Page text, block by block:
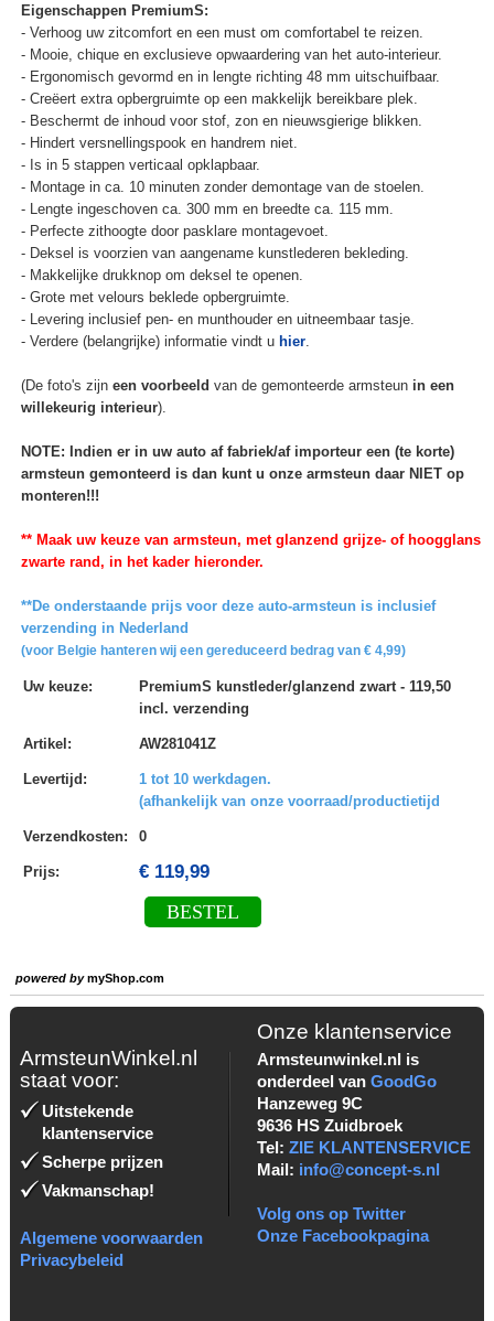
Eigenschappen PremiumS:
- Verhoog uw zitcomfort en een must om comfortabel te reizen.
- Mooie, chique en exclusieve opwaardering van het auto-interieur.
- Ergonomisch gevormd en in lengte richting 48 mm uitschuifbaar.
- Creëert extra opbergruimte op een makkelijk bereikbare plek.
- Beschermt de inhoud voor stof, zon en nieuwsgierige blikken.
- Hindert versnellingspook en handrem niet.
- Is in 5 stappen verticaal opklapbaar.
- Montage in ca. 10 minuten zonder demontage van de stoelen.
- Lengte ingeschoven ca. 300 mm en breedte ca. 115 mm.
- Perfecte zithoogte door pasklare montagevoet.
- Deksel is voorzien van aangename kunstlederen bekleding.
- Makkelijke drukknop om deksel te openen.
- Grote met velours beklede opbergruimte.
- Levering inclusief pen- en munthouder en uitneembaar tasje.
- Verdere (belangrijke) informatie vindt u hier.
(De foto's zijn een voorbeeld van de gemonteerde armsteun in een
willekeurig interieur).
NOTE: Indien er in uw auto af fabriek/af importeur een (te korte)
armsteun gemonteerd is dan kunt u onze armsteun daar NIET op
monteren!!!
** Maak uw keuze van armsteun, met glanzend grijze- of hoogglans
zwarte rand, in het kader hieronder.
**De onderstaande prijs voor deze auto-armsteun is inclusief
verzending in Nederland
(voor Belgie hanteren wij een gereduceerd bedrag van € 4,99)
Uw keuze:
PremiumS kunstleder/glanzend zwart - 119,50
incl. verzending
Artikel : AW281041Z
Levertijd :
1 tot 10 werkdagen.
(afhankelijk van onze voorraad/productietijd
Verzendkosten: 0
Prijs: € 119,99
BESTEL
powered bymyShop.com
ArmsteunWinkel.nl
staat voor:
Uitstekende
klantenservice
Scherpe prijzen
Vakmanschap!
Algemene voorwaarden
Privacybeleid
Onze klantenservice
Armsteunwinkel.nl is
onderdeel van GoodGo
Hanzeweg 9C
9636 HS Zuidbroek
Tel: ZIE KLANTENSERVICE
Mail: info@concept-s.nl
Volg ons op Twitter
Onze Facebookpagina